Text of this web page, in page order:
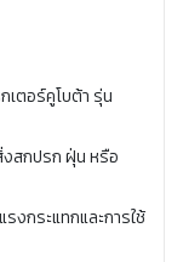
เตอร์คูโบต้า รุ่น
สกปรก ฝุ่น หรือ
กระแทกและการใช้